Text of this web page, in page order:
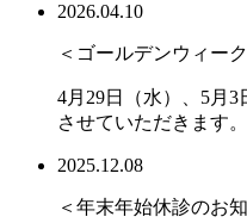
2026.04.10
＜ゴールデンウィー
4月29日（水）、5月
させていただきます。
2025.12.08
＜年末年始休診のお